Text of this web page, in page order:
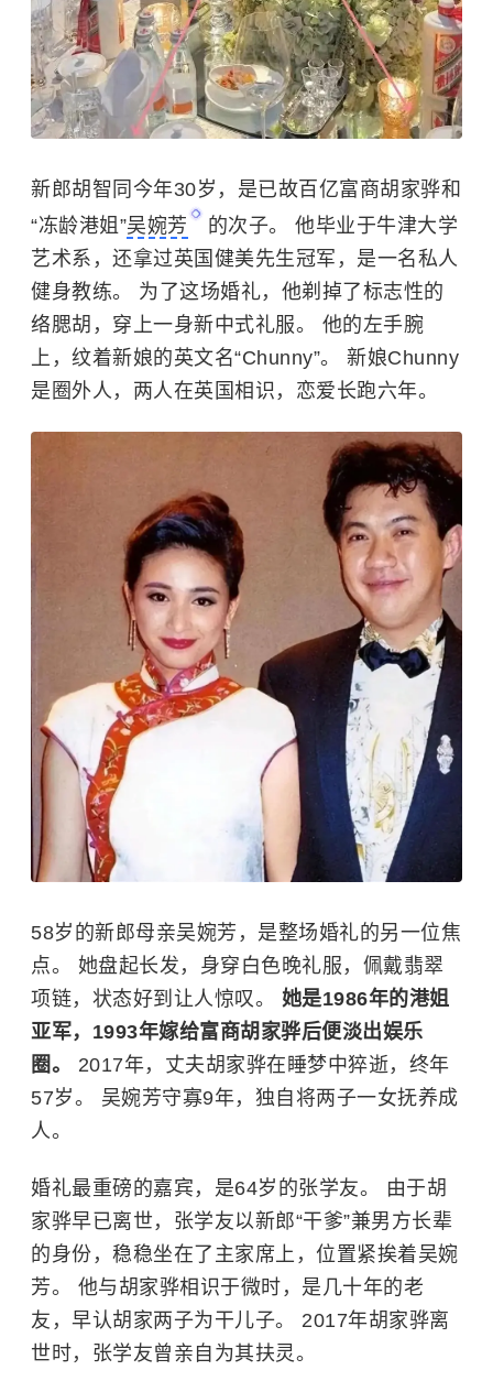
新郎胡智同今年30岁，是已故百亿富商胡家骅和
“冻龄港姐”吴婉芳
的次子。 他毕业于牛津大学
艺术系，还拿过英国健美先生冠军，是一名私人
健身教练。 为了这场婚礼，他剃掉了标志性的
络腮胡，穿上一身新中式礼服。 他的左手腕
上，纹着新娘的英文名“Chunny”。 新娘Chunny
是圈外人，两人在英国相识，恋爱长跑六年。
58岁的新郎母亲吴婉芳，是整场婚礼的另一位焦
点。 她盘起长发，身穿白色晚礼服，佩戴翡翠
项链，状态好到让人惊叹。 她是1986年的港姐
亚军，1993年嫁给富商胡家骅后便淡出娱乐
圈。 2017年，丈夫胡家骅在睡梦中猝逝，终年
57岁。 吴婉芳守寡9年，独自将两子一女抚养成
人。
婚礼最重磅的嘉宾，是64岁的张学友。 由于胡
家骅早已离世，张学友以新郎“干爹”兼男方长辈
的身份，稳稳坐在了主家席上，位置紧挨着吴婉
芳。 他与胡家骅相识于微时，是几十年的老
友，早认胡家两子为干儿子。 2017年胡家骅离
世时，张学友曾亲自为其扶灵。